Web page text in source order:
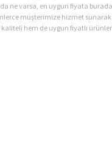
ne varsa, en uygun fiyata
müşterimize hizmet
kaliteli hem de uygun fiyatlı